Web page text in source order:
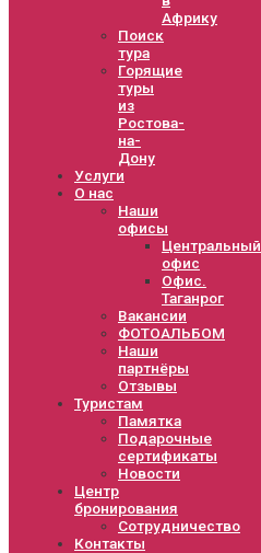
Африку
Поиск
тура
Горящие
туры
из
Ростова-
на-
Дону
Услуги
О нас
Наши
офисы
Центральный
офис
Офис.
Таганрог
Вакансии
ФОТОАЛЬБОМ
Наши
партнёры
Отзывы
Туристам
Памятка
Подарочные
сертификаты
Новости
Центр
бронирования
Сотрудничество
Контакты